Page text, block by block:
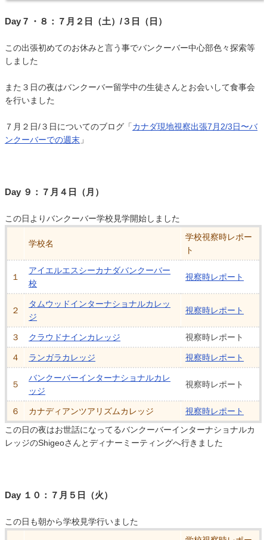
Day 7 ・８：７月２日（土）/３日（日）
この出張初めてのお休みと言う事でバンクーバー中心部色々探索等
しました
また３日の夜はバンクーバー留学中の生徒さんとお会いして食事会
を行いました
７月２日/３日についてのブログ「カナダ現地視察出張7月2/3日〜バ
ンクーバーでの週末 」
Day ９：７月４日（月）
この日よりバンクーバー学校見学開始しました
学校名
学校視察時レポー
ト
１
アイエルエスシーカナダバンクーバー
校
視察時レポート
２
タムウッドインターナショナルカレッ
ジ
視察時レポート
３ クラウドナインカレッジ 視察時レポート
４ ランガラカレッジ 視察時レポート
５
バンクーバーインターナショナルカレ
ッジ
視察時レポート
６ カナディアンツアリズムカレッジ
視察時レポート
この日の夜はお世話になってるバンクーバーインターナショナルカ
レッジのShigeoさんとディナーミーティングへ行きました
Day １０：７月５日（火）
この日も朝から学校見学行いました